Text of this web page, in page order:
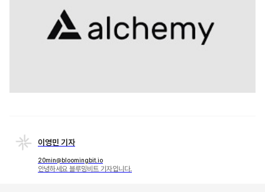
이영민 기자
20min@bloomingbit.io
안녕하세요 블루밍비트 기자입니다.